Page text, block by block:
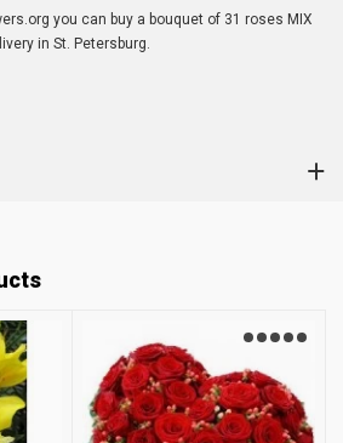
you can buy a bouquet of 31 roses MIX
in St. Petersburg.